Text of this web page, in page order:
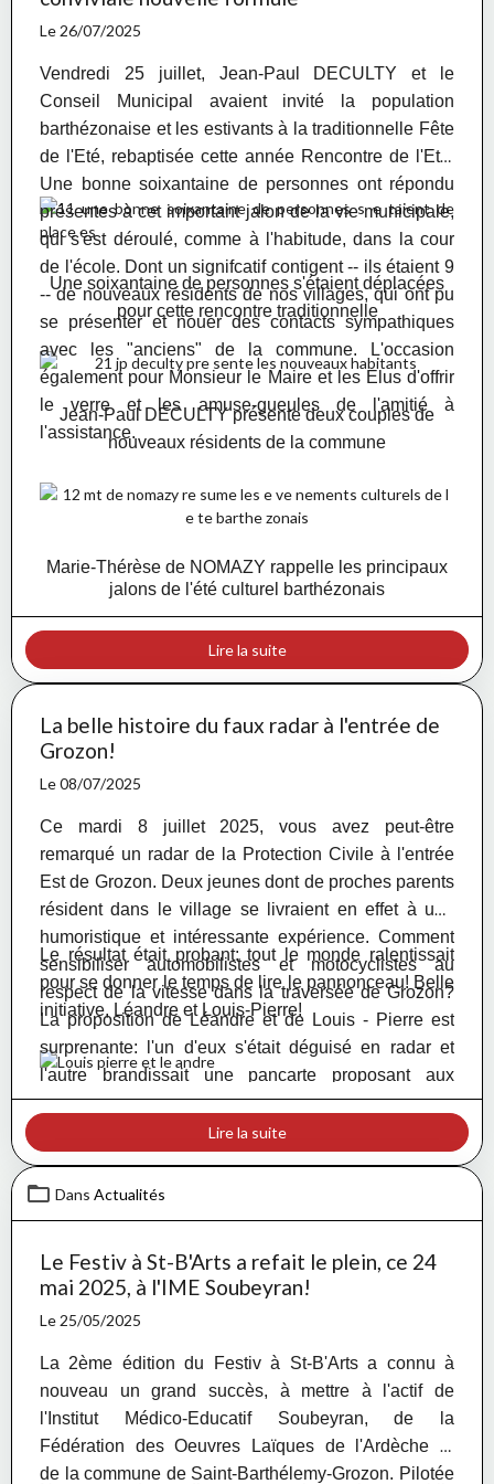
populations fragiles (nourrissons, personnes âgées,
femmes enceintes…) et des personnes les plus
exposées à la chaleur (personnes précaires,
travailleurs en extérieur…).
Lors d’une Vigilance Rouge Canicule, des mesures
de protection des populations peuvent être prises par
les préfets des départements concernés (interdiction
ou adaptation d’événements, consignes aux crèches
et aux centres de loisirs, ...). Les bons gestes à
adopter (boire beaucoup d’eau, éviter les efforts
physiques, fréquenter des endroits frais, mouiller
son corps, aérer la nuit, ...
) sont les mêmes que
pour les départements en Vigilance Orange.
Le 26/07/2025
Vendredi 25 juillet, Jean-Paul DECULTY et le
Conseil Municipal avaient invité la population
barthézonaise et les estivants à la traditionnelle Fête
de l'Eté, rebaptisée cette année Rencontre de l'Eté.
Une bonne soixantaine de personnes ont répondu
présentes à cet important jalon de la vie municipale,
qui s'est déroulé, comme à l'habitude, dans la cour
de l'école. Dont un signifcatif contigent -- ils étaient 9
-- de nouveaux résidents de nos villages, qui ont pu
se présenter et nouer des contacts sympathiques
avec les "anciens" de la commune. L'occasion
également pour Monsieur le Maire et les Elus d'offrir
le verre et les amuse-gueules de l'amitié à
l'assistance.
Une soixantaine de personnes s'étaient déplacées
pour cette rencontre traditionnelle
Jean-Paul DECULTY présente deux couples de
nouveaux résidents de la commune
Marie-Thérèse de NOMAZY rappelle les principaux
jalons de l'été culturel barthézonais
Lire la suite
La belle histoire du faux radar à l'entrée de
Grozon!
Le 08/07/2025
Ce mardi 8 juillet 2025, vous avez peut-être
remarqué un radar de la Protection Civile à l'entrée
Est de Grozon. Deux jeunes dont de proches parents
résident dans le village se livraient en effet à une
humoristique et intéressante expérience. Comment
sensibiliser automobilistes et motocyclistes au
respect de la vitesse dans la traversée de Grozon?
La proposition de Léandre et de Louis - Pierre est
surprenante: l'un d'eux s'était déguisé en radar et
l'autre brandissait une pancarte proposant aux
conducteurs des véhicules de "donner pour que ce
radar ne reste pas en carton".
Le résultat était probant: tout le monde ralentissait
pour se donner le temps de lire le pannonceau! Belle
initiative, Léandre et Louis-Pierre!
Lire la suite
Dans Actualités
Le Festiv à St-B'Arts a refait le plein, ce 24
mai 2025, à l'IME Soubeyran!
Le 25/05/2025
La 2ème édition du Festiv à St-B'Arts a connu à
nouveau un grand succès, à mettre à l'actif de
l'Institut Médico-Educatif Soubeyran, de la
Fédération des Oeuvres Laïques de l'Ardèche et
de la commune de Saint-Barthélemy-Grozon. Pilotée